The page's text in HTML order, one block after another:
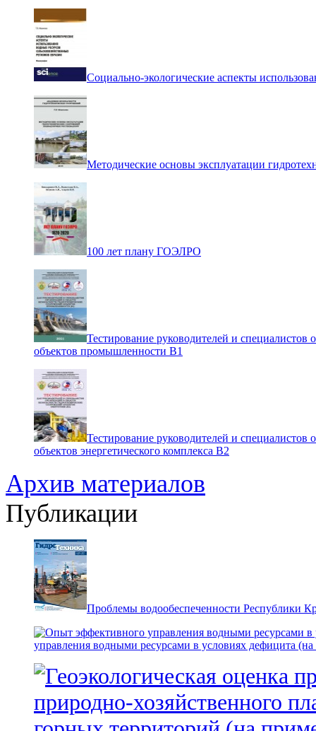
Социально-экологические аспекты
Методические основы эксплуатации
100 лет плану ГОЭЛРО
Тестирование руководителей и специалистов
объектов промышленности В1
Тестирование руководителей и специалистов
объектов энергетического комплекса В2
Архив материалов
Публикации
Проблемы водообеспеченности Республики
управления водными ресурсами в условиях дефицита